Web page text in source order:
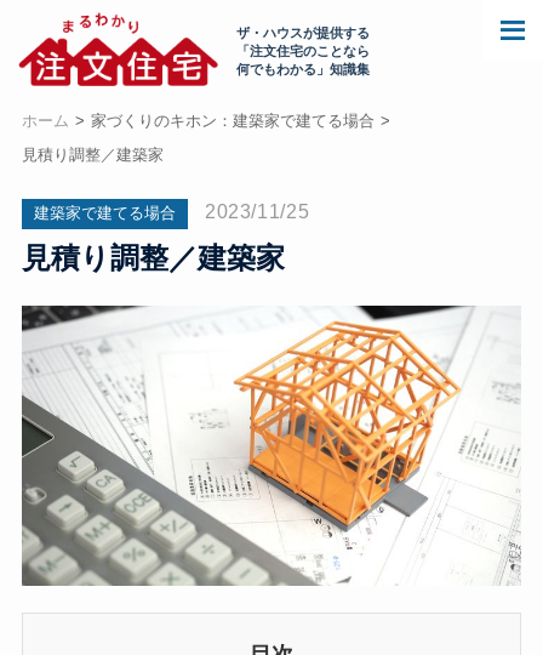
ザ・ハウスが提供する
「注文住宅のことなら
何でもわかる」知識集
ホーム
家づくりのキホン：建築家で建てる場合
見積り調整／建築家
建築家で建てる場合 2023/11/25
見積り調整／建築家